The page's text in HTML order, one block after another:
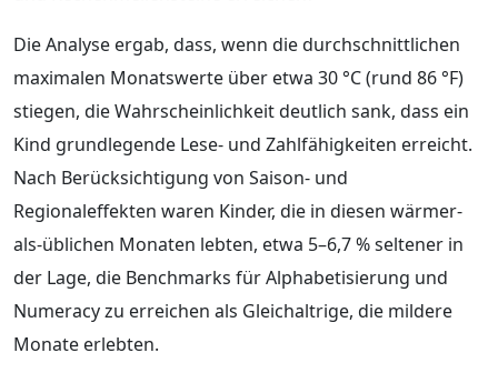
Die Analyse ergab, dass, wenn die durchschnittlichen
maximalen Monatswerte über etwa 30 °C (rund 86 °F)
stiegen, die Wahrscheinlichkeit deutlich sank, dass ein
Kind grundlegende Lese- und Zahlfähigkeiten erreicht.
Nach Berücksichtigung von Saison- und
Regionaleffekten waren Kinder, die in diesen wärmer-
als-üblichen Monaten lebten, etwa 5–6,7 % seltener in
der Lage, die Benchmarks für Alphabetisierung und
Numeracy zu erreichen als Gleichaltrige, die mildere
Monate erlebten.